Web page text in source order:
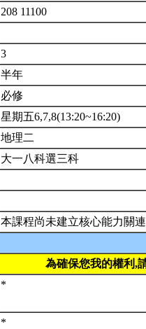
208 11100
3
半年
必修
星期五6,7,8(13:20~16:20)
地理二
大一八科選三科
本課程尚未建立核心能力關連
為確保您我的權利,
*
*